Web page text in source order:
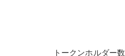
トークンホルダー数